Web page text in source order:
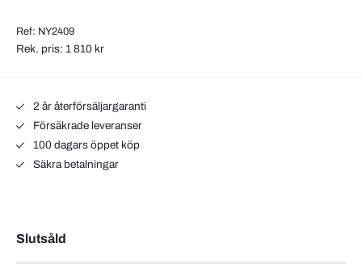
Ref: NY2409
Rek. pris: 1 810 kr
2 år återförsäljargaranti
Försäkrade leveranser
100 dagars öppet köp
Säkra betalningar
Slutsåld